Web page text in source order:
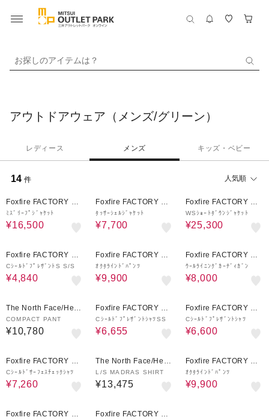
お探しのアイテムは？
アウトドアウェア（メンズ/グリーン）
レディース メンズ キッズ・ベビー
14 件 人気順
Foxfire FACTORY OU
TLET
ﾐｽﾞﾘｰﾌﾟｼﾞｬｹｯﾄ
¥16,500
Foxfire FACTORY OU
TLET
ﾀｯｻｰｼｪﾙｼﾞｬｹｯﾄ
¥7,700
Foxfire FACTORY OU
TLET
WSｼｮｰﾄﾀﾞｳﾝｼﾞｬｹｯﾄ
¥25,300
Foxfire FACTORY OU
TLET
CｼｰﾙﾄﾞﾌﾟﾚｻﾞﾝﾄS S/S
¥4,840
Foxfire FACTORY OU
TLET
ｵｸﾀﾗｲﾝﾄﾞﾊﾟﾝﾂ
¥9,900
Foxfire FACTORY OU
TLET
ｳｰﾙﾗｲﾆﾝｸﾞｶｰﾃﾞｨｶﾞﾝ
¥8,000
The North Face/Helly
Hansen
COMPACT PANT
¥10,780
Foxfire FACTORY OU
TLET
CｼｰﾙﾄﾞﾌﾟﾚｻﾞﾝﾄｼｬﾂSS
¥6,655
Foxfire FACTORY OU
TLET
Cｼｰﾙﾄﾞﾌﾟﾚｻﾞﾝﾄｼｬﾂ
¥6,600
Foxfire FACTORY OU
TLET
Cｼｰﾙﾄﾞｻｰﾌｪｽﾁｪｯｸｼｬﾂ
¥7,260
The North Face/Helly
Hansen
L/S MADRAS SHIRT
¥13,475
Foxfire FACTORY OU
TLET
ｵｸﾀﾗｲﾝﾄﾞﾊﾟﾝﾂ
¥9,900
Foxfire FACTORY OU
Foxfire FACTORY OU